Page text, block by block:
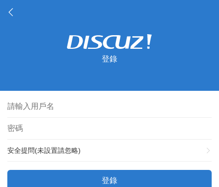
登錄
安全提問(未設置請忽略)
登錄